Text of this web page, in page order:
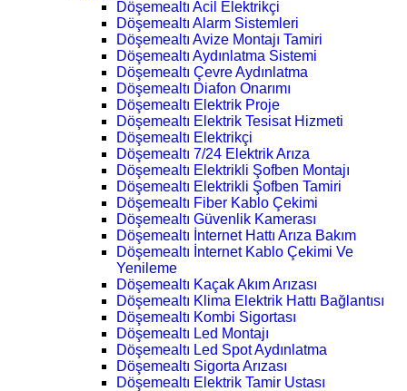
Döşemealtı Acil Elektrikçi
Döşemealtı Alarm Sistemleri
Döşemealtı Avize Montajı Tamiri
Döşemealtı Aydınlatma Sistemi
Döşemealtı Çevre Aydınlatma
Döşemealtı Diafon Onarımı
Döşemealtı Elektrik Proje
Döşemealtı Elektrik Tesisat Hizmeti
Döşemealtı Elektrikçi
Döşemealtı 7/24 Elektrik Arıza
Döşemealtı Elektrikli Şofben Montajı
Döşemealtı Elektrikli Şofben Tamiri
Döşemealtı Fiber Kablo Çekimi
Döşemealtı Güvenlik Kamerası
Döşemealtı İnternet Hattı Arıza Bakım
Döşemealtı İnternet Kablo Çekimi Ve
Yenileme
Döşemealtı Kaçak Akım Arızası
Döşemealtı Klima Elektrik Hattı Bağlantısı
Döşemealtı Kombi Sigortası
Döşemealtı Led Montajı
Döşemealtı Led Spot Aydınlatma
Döşemealtı Sigorta Arızası
Döşemealtı Elektrik Tamir Ustası